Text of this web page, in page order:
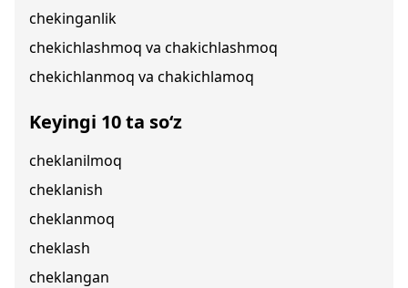
chekinganlik
chekichlashmoq va chakichlashmoq
chekichlanmoq va chakichlamoq
Keyingi 10 ta so‘z
cheklanilmoq
cheklanish
cheklanmoq
cheklash
cheklangan